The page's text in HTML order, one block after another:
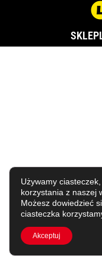
SKLEP
Używamy
korzystania z naszej
Możesz dowiedzieć
ciasteczka
Akceptuj